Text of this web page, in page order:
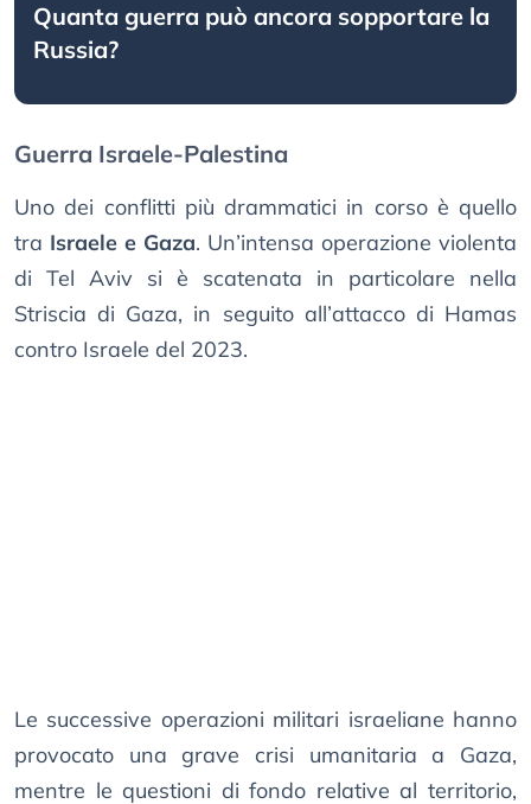
Quanta guerra può ancora sopportare la
Russia?
Guerra Israele-Palestina
Uno dei conflitti più drammatici in corso è quello
tra Israele e Gaza. Un’intensa operazione violenta
di Tel Aviv si è scatenata in particolare nella
Striscia di Gaza, in seguito all’attacco di Hamas
contro Israele del 2023.
Le successive operazioni militari israeliane hanno
provocato una grave crisi umanitaria a Gaza,
mentre le questioni di fondo relative al territorio,